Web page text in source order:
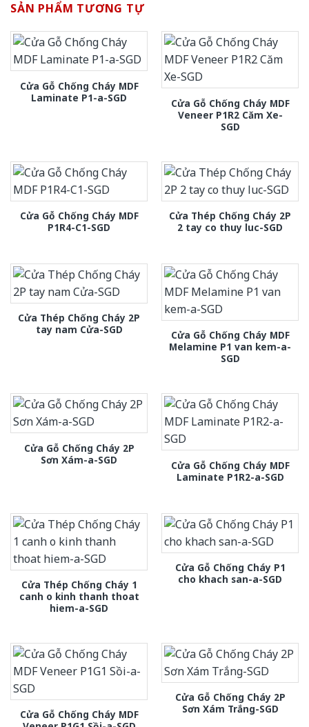
SẢN PHẨM TƯƠNG TỰ
Cửa Gỗ Chống Cháy MDF
Laminate P1-a-SGD
Cửa Gỗ Chống Cháy MDF
Veneer P1R2 Căm Xe-
SGD
Cửa Gỗ Chống Cháy MDF
P1R4-C1-SGD
Cửa Thép Chống Cháy 2P
2 tay co thuy luc-SGD
Cửa Thép Chống Cháy 2P
tay nam Cửa-SGD
Cửa Gỗ Chống Cháy MDF
Melamine P1 van kem-a-
SGD
Cửa Gỗ Chống Cháy 2P
Sơn Xám-a-SGD
Cửa Gỗ Chống Cháy MDF
Laminate P1R2-a-SGD
Cửa Thép Chống Cháy 1
canh o kinh thanh thoat
hiem-a-SGD
Cửa Gỗ Chống Cháy P1
cho khach san-a-SGD
Cửa Gỗ Chống Cháy MDF
Cửa Gỗ Chống Cháy 2P
Sơn Xám Trắng-SGD